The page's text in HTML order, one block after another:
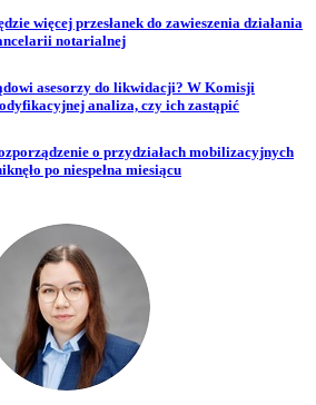
więcej przesłanek do zawieszenia działania
notarialnej
asesorzy do likwidacji? W Komisji
analiza, czy ich zastąpić
o przydziałach mobilizacyjnych
po niespełna miesiącu